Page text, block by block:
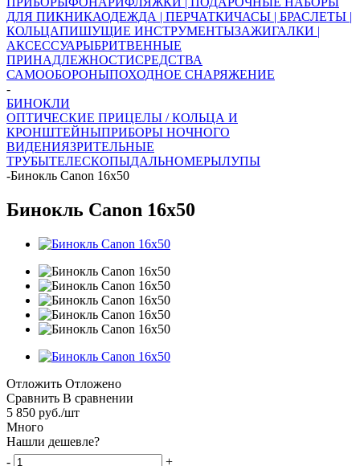
ДЛЯ ПИКНИКАОДЕЖДА | ПЕРЧАТКИЧАСЫ | БРАСЛЕТЫ |
КОЛЬЦАПИШУЩИЕ ИНСТРУМЕНТЫЗАЖИГАЛКИ |
АКСЕССУАРЫБРИТВЕННЫЕ
ПРИНАДЛЕЖНОСТИСРЕДСТВА
САМООБОРОНЫПОХОДНОЕ СНАРЯЖЕНИЕ
-
БИНОКЛИ
ОПТИЧЕСКИЕ ПРИЦЕЛЫ / КОЛЬЦА И
КРОНШТЕЙНЫПРИБОРЫ НОЧНОГО
ВИДЕНИЯЗРИТЕЛЬНЫЕ
ТРУБЫТЕЛЕСКОПЫДАЛЬНОМЕРЫЛУПЫ
-Бинокль Canon 16x50
Бинокль Canon 16x50
Отложить Отложено
Сравнить В сравнении
5 850 руб./шт
Много
Нашли дешевле?
-
+